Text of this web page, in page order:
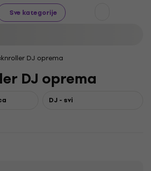
Sve kategorije
DJ oprema
DJ oprema
DJ - svi